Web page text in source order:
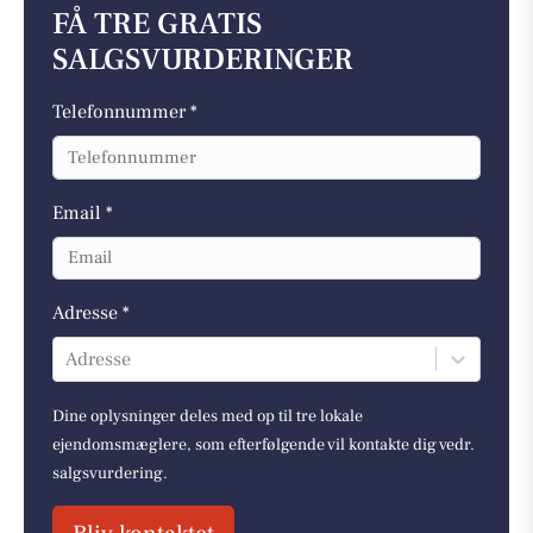
FÅ TRE GRATIS
SALGSVURDERINGER
Telefonnummer *
Email *
Adresse *
Adresse
Dine oplysninger deles med op til tre lokale
ejendomsmæglere, som efterfølgende vil kontakte dig vedr.
salgsvurdering.